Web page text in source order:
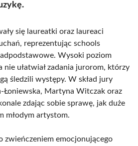
się laureatki oraz laureaci
reprezentując schools
Wysoki poziom
ułatwiał zadania jurorom, którzy
śledzili występy. W skład jury
Łoniewska, Martyna Witczak oraz
zdając sobie sprawę, jak duże
młodym artystom.
zwieńczeniem emocjonującego